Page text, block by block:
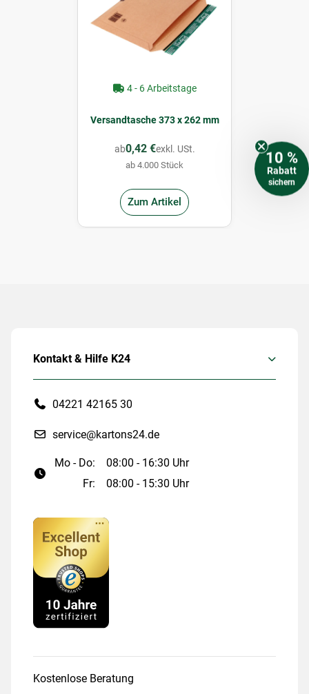
4 - 6 Arbeitstage
Versandtasche 373 x 262 mm
ab0,42 €exkl. USt.
ab 4.000 Stück
Zum Artikel
Kontakt & Hilfe K24
04221 42165 30
service@kartons24.de
Mo - Do:
08:00 - 16:30 Uhr
Fr:
08:00 - 15:30 Uhr
Kostenlose Beratung
10 %
Rabatt
sichern